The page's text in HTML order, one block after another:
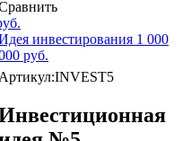
инвестирования 1 000
руб.
Артикул:INVEST5